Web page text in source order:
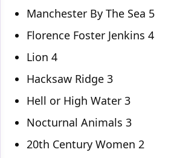
Manchester By The Sea 5
Florence Foster Jenkins 4
Lion 4
Hacksaw Ridge 3
Hell or High Water 3
Nocturnal Animals 3
20th Century Women 2